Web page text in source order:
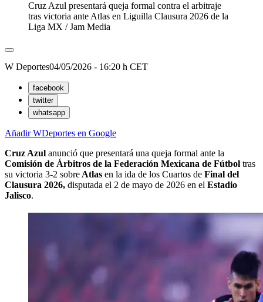
Cruz Azul presentará queja formal contra el arbitraje
tras victoria ante Atlas en Liguilla Clausura 2026 de la
Liga MX /Jam Media
W Deportes04/05/2026 - 16:20 h CET
facebook
twitter
whatsapp
Añadir WDeportes en Google
Cruz Azul anunció que presentará una queja formal ante la
Comisión de Árbitros de la Federación Mexicana de Fútbol tras
su victoria 3-2 sobre Atlas en la ida de los Cuartos de Final del
Clausura 2026, disputada el 2 de mayo de 2026 en el Estadio
Jalisco.